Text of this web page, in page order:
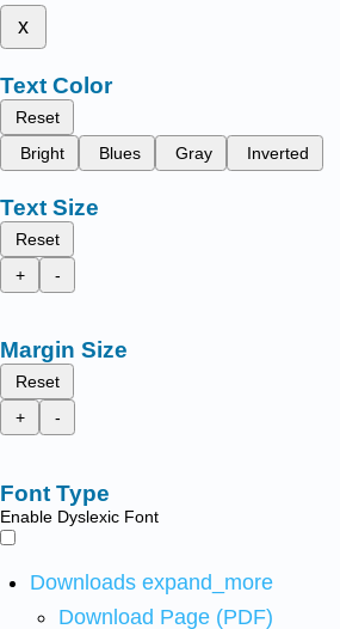
x
Text Color
Reset
Bright
Blues Gray Inverted
Text Size
Reset
+
-
Margin Size
Reset
+
-
Font Type
Enable Dyslexic Font
Downloads expand_more
Download Page (PDF)